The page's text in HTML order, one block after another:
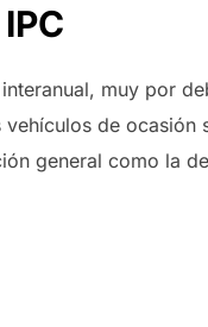
interanual, muy por
de ocasión
general como la